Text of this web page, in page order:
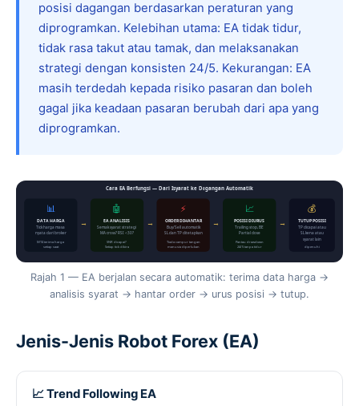
posisi dagangan berdasarkan peraturan yang
diprogramkan. Kelebihan utama: EA tidak tidur,
tidak rasa takut atau tamak, dan melaksanakan
strategi dengan konsisten 24/5. Kekurangan: EA
masih terdedah kepada risiko pasaran dan boleh
gagal jika keadaan pasaran berubah dari apa yang
diprogramkan.
Cara EA Berfungsi — Dari Isyarat ke Dagangan Automatik
📊
DATA HARGA
Tick harga masa
nyata dari broker
MT4 terima harga
setiap saat
→
🤖
EA ANALISIS
Semak syarat strategi
MA cross? RSI <30?
SNR dicapai?
Setiap tick dikira
→
⚡
ORDER DIHANTAR
Buy/Sell automatik
SL dan TP ditetapkan
Tiada campur tangan
manusia diperlukan
→
📈
POSISI DIURUS
Trailing stop, BE
Partial close
Pantau drawdown
24/5 tanpa tidur
→
💰
TUTUP POSISI
TP dicapai atau
SL kena atau
syarat lain
dipenuhi
Rajah 1 — EA berjalan secara automatik: terima data harga →
analisis syarat → hantar order → urus posisi → tutup.
Jenis-Jenis Robot Forex (EA)
📈 Trend Following EA